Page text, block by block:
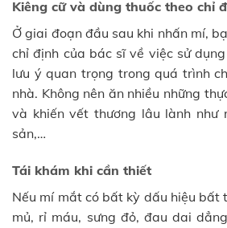
Kiêng cữ và dùng thuốc theo chỉ
Ở giai đoạn đầu sau khi nhấn mí,
chỉ định của bác sĩ về việc sử
lưu ý quan trọng trong quá trình
nhà. Không nên ăn nhiều những
và khiến vết thương lâu lành như
sản,…
Tái khám khi cần thiết
Nếu mí mắt có bất kỳ dấu hiệu bất
mủ, rỉ máu, sưng đỏ, đau dai